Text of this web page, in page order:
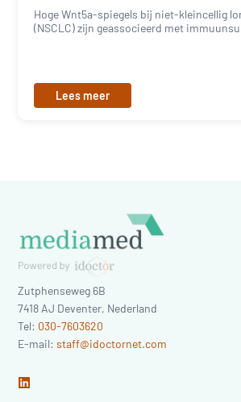
Hoge Wnt5a-spiegels bij niet-kleincellig
(NSCLC) zijn geassocieerd met
Lees meer
Zutphenseweg 6B
7418 AJ Deventer, Nederland
Tel: 030-7603620
E-mail:staff@idoctornet.com